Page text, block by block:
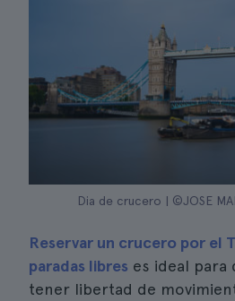
Dia de crucero | ©JOSE
Reservar un crucero por el
paradas libres es ideal para
tener libertad de